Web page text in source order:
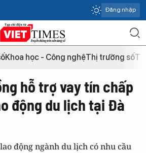
Đăng nhập
Khoa học - Công nghệThị trường số
hỗ trợ vay tín chấp
động du lịch tại Đà
động ngành du lịch có nhu cầu